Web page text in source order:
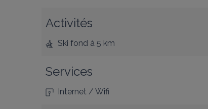
Activités
Ski fond à 5 km
Services
Internet / Wifi